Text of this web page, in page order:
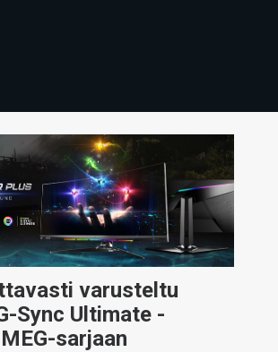
varusteltu
Sync Ultimate -
sarjaan